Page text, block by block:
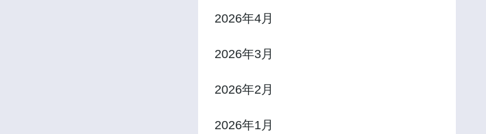
2026年4月
2026年3月
2026年2月
2026年1月